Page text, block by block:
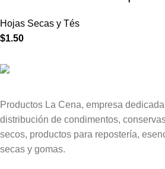
Hojas Secas y Tés
$1.50
Productos La Cena, empresa
distribución de condimentos,
secos, productos para repostería,
secas y gomas.